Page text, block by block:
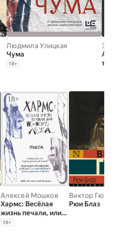
Людмила Улицкая
Чума
18+
Эсхил
трагедии
Алексей Мошков
Хармс: Весёлая
жизнь печали, или
Немного лёжа….
18+
Виктор Гюго
Рюи Блаз